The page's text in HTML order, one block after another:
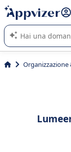
righe con
shift +
L'IA di Appvizer vi
software SaaS per